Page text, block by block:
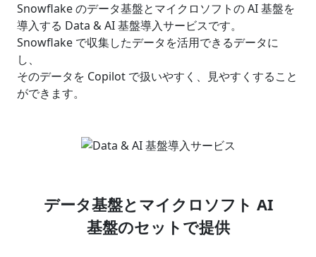
Snowflake のデータ基盤とマイクロソフトの AI 基盤を
導入する Data & AI 基盤導入サービスです。
Snowflake で収集したデータを活用できるデータに
し、
そのデータを Copilot で扱いやすく、見やすくすること
ができます。
データ基盤とマイクロソフト AI
基盤のセットで提供